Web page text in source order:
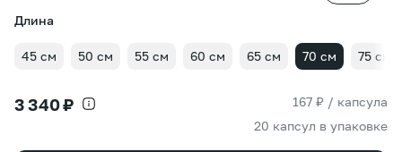
Длина
45 см 50 см 55 см 60 см 65 см 70 см 75 см
3 340 ₽
167 ₽ / капсула
20 капсул в упаковке